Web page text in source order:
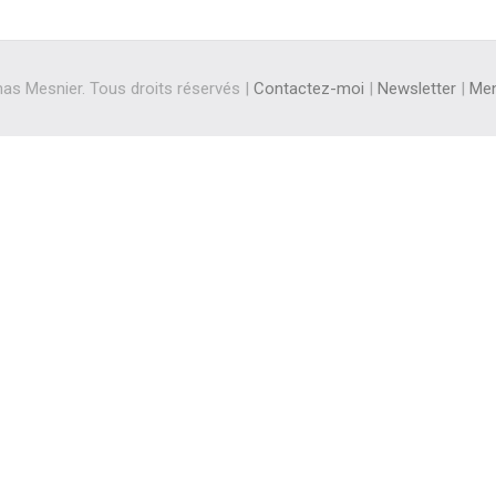
Mesnier. Tous droits réservés |Contactez-moi |Newsletter |